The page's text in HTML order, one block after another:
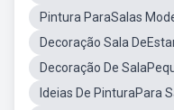
Pintura ParaSalas
Decoração Sala
Decoração De
Ideias De PinturaPara